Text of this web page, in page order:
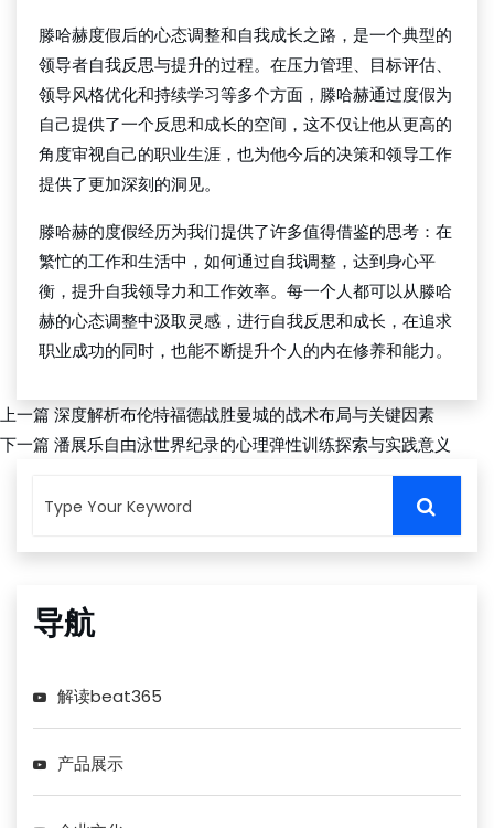
滕哈赫度假后的心态调整和自我成长之路，是一个典型的
领导者自我反思与提升的过程。在压力管理、目标评估、
领导风格优化和持续学习等多个方面，滕哈赫通过度假为
自己提供了一个反思和成长的空间，这不仅让他从更高的
角度审视自己的职业生涯，也为他今后的决策和领导工作
提供了更加深刻的洞见。
滕哈赫的度假经历为我们提供了许多值得借鉴的思考：在
繁忙的工作和生活中，如何通过自我调整，达到身心平
衡，提升自我领导力和工作效率。每一个人都可以从滕哈
赫的心态调整中汲取灵感，进行自我反思和成长，在追求
职业成功的同时，也能不断提升个人的内在修养和能力。
上一篇深度解析布伦特福德战胜曼城的战术布局与关键因素
下一篇 潘展乐自由泳世界纪录的心理弹性训练探索与实践意义
导航
解读beat365
产品展示